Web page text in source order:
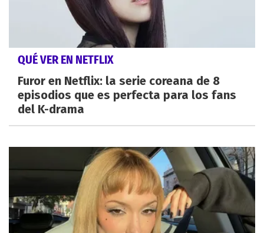
QUÉ VER EN NETFLIX
Furor en Netflix: la serie coreana de 8
episodios que es perfecta para los fans
del K-drama